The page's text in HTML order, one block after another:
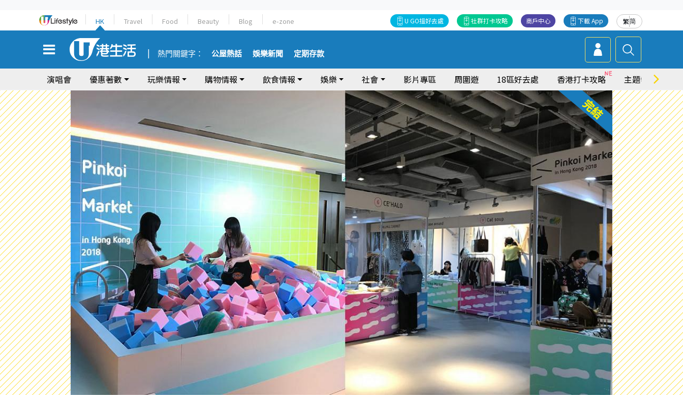
HK Travel Food Beauty Blog e-zone 繁简
下載 App
商戶中心
社群打卡攻略
U GO搵好去處
熱門關鍵字： 公屋熱話 娛樂新聞 定期存款
演唱會 優惠著數 玩樂情報 購物情報 飲食情報 娛樂 社會 影片專區 周圍遊 18區好去處 香港打卡攻略 主題特集